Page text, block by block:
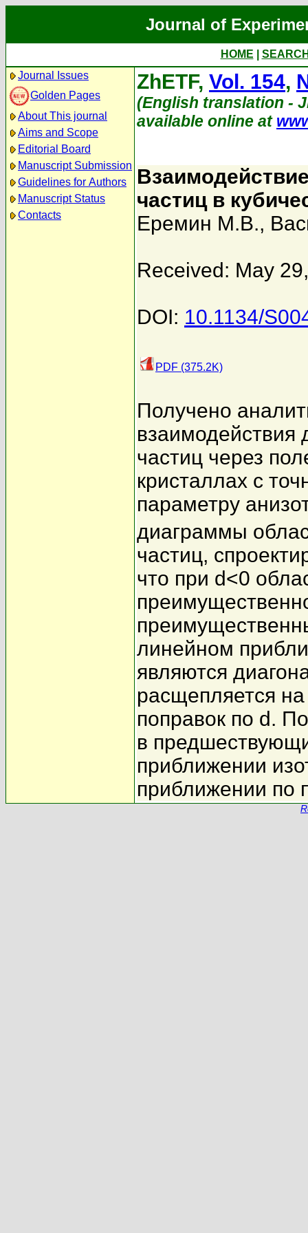
Journal of
HOME
Journal Issues
Golden Pages
About This journal
Aims and Scope
Editorial Board
Manuscript Submission
Guidelines for Authors
Manuscript Status
Contacts
ZhETF, Vol. 154,
(English translation -
available online at
частиц в
Еремин М.В.,
Received: May
DOI: 10.1134/
PDF (375.2K)
Получено
взаимодействия
частиц через
кристаллах с
параметру
диаграммы
частиц,
что при d<0
линейном
являются
расщепляется
поправок по d.
в
приближении
приближении по